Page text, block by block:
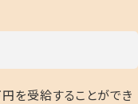
を受給することができ